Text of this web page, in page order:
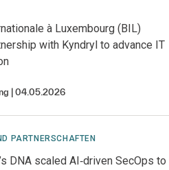
à Luxembourg (BIL)
with Kyndryl to advance IT
04.05.2026
PARTNERSCHAFTEN
DNA scaled AI‑driven SecOps to